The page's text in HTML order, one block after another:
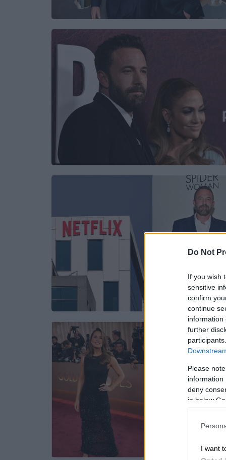
Do Not
If you wish
sensitive
confirm
continue
information
further
Please
information
deny
in below
I want